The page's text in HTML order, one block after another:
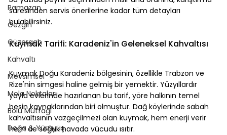
Ramazan
Gezgin
Güzergah
Kahvaltı
Mevsimsel
Mola Noktaları
Bolu Mutfağı
Doğa & Yürüyüş
süresinden servis önerilerine kadar tüm detayları
bulabilirsiniz.
Kuymak Tarifi: Karadeniz'in Geleneksel Kahvaltısı
Kuymak Doğu Karadeniz bölgesinin, özellikle Trabzon ve
Rize'nin simgesi haline gelmiş bir yemektir. Yüzyıllardır
yayla evlerinde hazırlanan bu tarif, yöre halkının temel
besin kaynaklarından biri olmuştur. Dağ köylerinde sabah
kahvaltısının vazgeçilmezi olan kuymak, hem enerji verir
hem de soğuk havada vücudu ısıtır.